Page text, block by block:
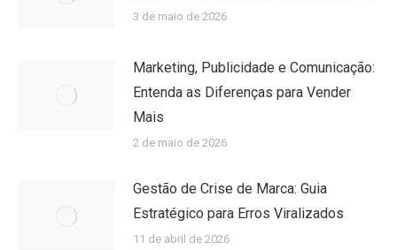
3 de maio de 2026
Marketing, Publicidade e Comunicação:
Entenda as Diferenças para Vender
Mais
2 de maio de 2026
Gestão de Crise de Marca: Guia
Estratégico para Erros Viralizados
11 de abril de 2026